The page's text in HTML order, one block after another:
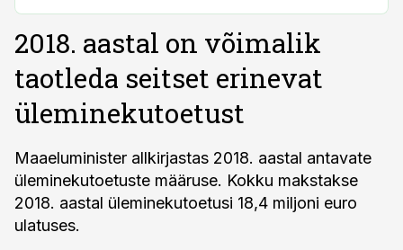
2018. aastal on võimalik
taotleda seitset erinevat
üleminekutoetust
Maaeluminister allkirjastas 2018. aastal antavate
üleminekutoetuste määruse. Kokku makstakse
2018. aastal üleminekutoetusi 18,4 miljoni euro
ulatuses.